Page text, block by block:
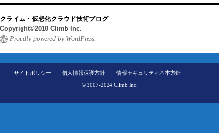
クライム・仮想化クラウド技術ブログ
Copyright©2010 Climb Inc.
Proudly powered by WordPress.
サイトポリシー 個人情報保護方針 情報セキュリティ基本方針
© 2007-2024 Climb Inc.